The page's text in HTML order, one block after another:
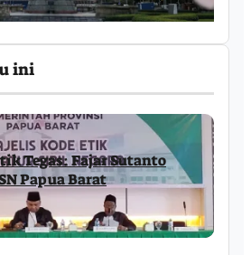
ini
Tegas: Fajar Sutanto
Papua Barat